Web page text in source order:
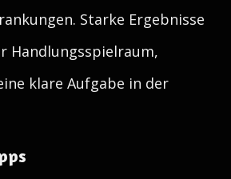
Starke Ergebnisse
Handlungsspielraum,
klare Aufgabe in der